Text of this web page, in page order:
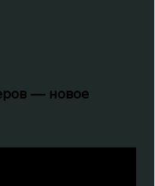
— новое